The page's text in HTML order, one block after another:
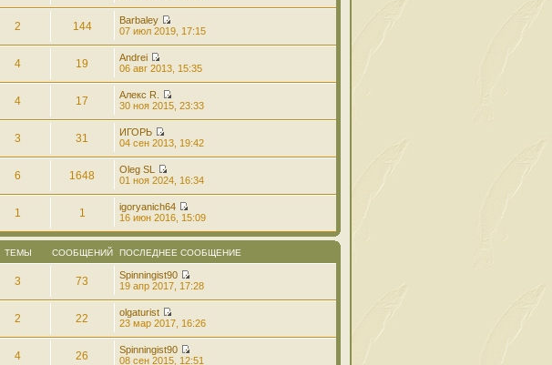
2 144
Barbaley
07 июл 2019, 17:15
4 19
Andrei
06 авг 2013, 15:35
4 17
Алекс R.
30 ноя 2015, 23:33
3 31
ИГОРЬ
04 сен 2013, 19:42
6 1648
Oleg SL
01 ноя 2024, 16:34
1 1
igoryanich64
16 июн 2016, 15:09
ТЕМЫ СООБЩЕНИЙ ПОСЛЕДНЕЕ СООБЩЕНИЕ
3 73
Spinningist90
19 апр 2017, 17:28
2 22
olgaturist
23 мар 2017, 16:26
4 26
Spinningist90
08 сен 2015, 12:51